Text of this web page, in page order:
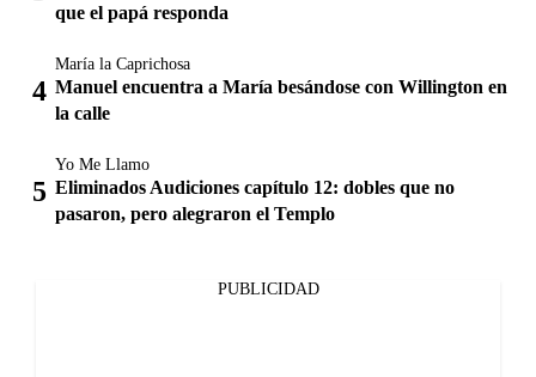
que el papá responda
María la Caprichosa
Manuel encuentra a María besándose con Willington en
la calle
Yo Me Llamo
Eliminados Audiciones capítulo 12: dobles que no
pasaron, pero alegraron el Templo
PUBLICIDAD